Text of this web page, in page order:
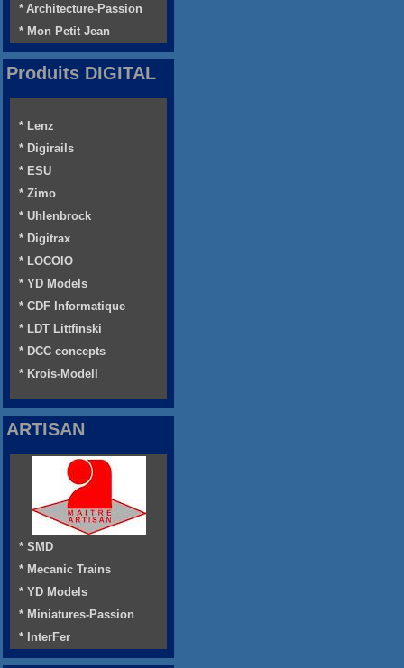
* Architecture-Passion
* Mon Petit Jean
Produits DIGITAL
* Lenz
* Digirails
* ESU
* Zimo
* Uhlenbrock
* Digitrax
* LOCOIO
* YD Models
* CDF Informatique
* LDT Littfinski
* DCC concepts
* Krois-Modell
ARTISAN
* SMD
* Mecanic Trains
* YD Models
* Miniatures-Passion
* InterFer